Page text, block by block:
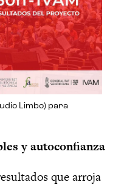
Limbo) para
y autoconfianza
que arroja